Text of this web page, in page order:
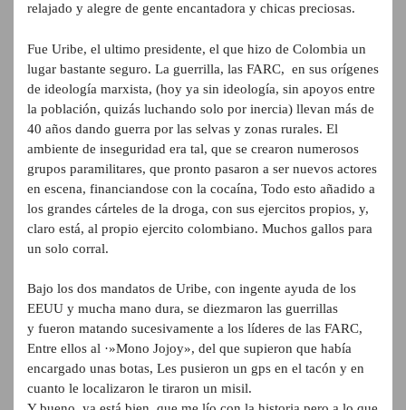
relajado y alegre de gente encantadora y chicas preciosas.
Fue Uribe, el ultimo presidente, el que hizo de Colombia un
lugar bastante seguro. La guerrilla, las FARC, en sus orígenes
de ideología marxista, (hoy ya sin ideología, sin apoyos entre
la población, quizás luchando solo por inercia) llevan más de
40 años dando guerra por las selvas y zonas rurales. El
ambiente de inseguridad era tal, que se crearon numerosos
grupos paramilitares, que pronto pasaron a ser nuevos actores
en escena, financiandose con la cocaína, Todo esto añadido a
los grandes cárteles de la droga, con sus ejercitos propios, y,
claro está, al propio ejercito colombiano. Muchos gallos para
un solo corral.
Bajo los dos mandatos de Uribe, con ingente ayuda de los
EEUU y mucha mano dura, se diezmaron las guerrillas
y fueron matando sucesivamente a los líderes de las FARC,
Entre ellos al ·»Mono Jojoy», del que supieron que había
encargado unas botas, Les pusieron un gps en el tacón y en
cuanto le localizaron le tiraron un misil.